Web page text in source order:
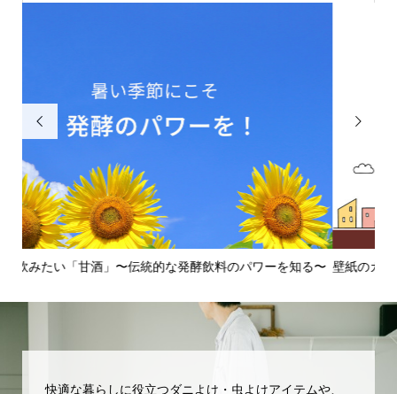

壁紙のカビがひどい！〜カビの発生原因から対処法、予防法ま
